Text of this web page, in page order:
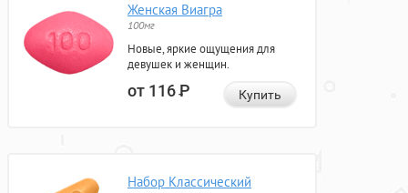
Женская Виагра
100мг
Новые, яркие ощущения для
девушек и женщин.
от 116Р Купить
Набор Классический